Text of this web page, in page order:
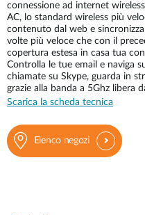
connessione ad internet
AC, lo standard wireless più
contenuto dal web e
volte più veloce che con il
copertura estesa in casa tua
Controlla le tue email e naviga
chiamate su Skype, guarda in
grazie alla banda a 5Ghz libera
Scarica la scheda tecnica
Elenco negozi